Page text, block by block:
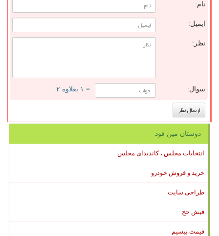
نام:
ایمیل:
نظر:
سوال: = ۱ بعلاوه ۲
دوستان مین فود
انتخابات مجلس ، کاندیدای مجلس
خرید و فروش خودرو
طراحی سایت
فیش حج
قیمت بیسیم